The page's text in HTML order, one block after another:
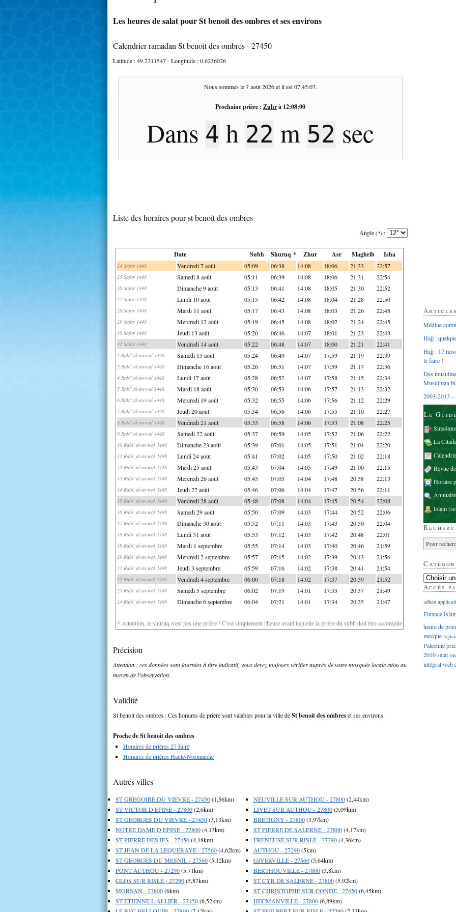
Les heures de salat pour St benoit des ombres et ses environs
Calendrier ramadan St benoit des ombres - 27450
Latitude :49.2311547- Longitude :0.6236026
Nous sommes le7 août 2026et il est07:45:08.
Prochaine prière : Zuhrà 12:08:00
Dans 4 h 22 m 51 sec
Liste des horaires pour st benoit des ombres
Angle (?) :
Date Subh Shuruq * Zhur Asr Maghrib Isha
24 Safar 1448 Vendredi 7 août 05:09 06:38 14:08 18:06 21:33 22:57
25 Safar 1448 Samedi 8 août 05:11 06:39 14:08 18:06 21:31 22:54
26 Safar 1448 Dimanche 9 août 05:13 06:41 14:08 18:05 21:30 22:52
27 Safar 1448 Lundi 10 août 05:15 06:42 14:08 18:04 21:28 22:50
28 Safar 1448 Mardi 11 août 05:17 06:43 14:08 18:03 21:26 22:48
29 Safar 1448 Mercredi 12 août 05:19 06:45 14:08 18:02 21:24 22:45
30 Safar 1448 Jeudi 13 août 05:20 06:46 14:07 18:01 21:23 22:43
31 Safar 1448 Vendredi 14 août 05:22 06:48 14:07 18:00 21:21 22:41
2 Rabi' al-awwal 1448 Samedi 15 août 05:24 06:49 14:07 17:59 21:19 22:39
3 Rabi' al-awwal 1448 Dimanche 16 août 05:26 06:51 14:07 17:59 21:17 22:36
4 Rabi' al-awwal 1448 Lundi 17 août 05:28 06:52 14:07 17:58 21:15 22:34
5 Rabi' al-awwal 1448 Mardi 18 août 05:30 06:53 14:06 17:57 21:13 22:32
6 Rabi' al-awwal 1448 Mercredi 19 août 05:32 06:55 14:06 17:56 21:12 22:29
7 Rabi' al-awwal 1448 Jeudi 20 août 05:34 06:56 14:06 17:55 21:10 22:27
8 Rabi' al-awwal 1448 Vendredi 21 août 05:35 06:58 14:06 17:53 21:08 22:25
9 Rabi' al-awwal 1448 Samedi 22 août 05:37 06:59 14:05 17:52 21:06 22:22
10 Rabi' al-awwal 1448 Dimanche 23 août 05:39 07:01 14:05 17:51 21:04 22:20
11 Rabi' al-awwal 1448 Lundi 24 août 05:41 07:02 14:05 17:50 21:02 22:18
12 Rabi' al-awwal 1448 Mardi 25 août 05:43 07:04 14:05 17:49 21:00 22:15
13 Rabi' al-awwal 1448 Mercredi 26 août 05:45 07:05 14:04 17:48 20:58 22:13
14 Rabi' al-awwal 1448 Jeudi 27 août 05:46 07:06 14:04 17:47 20:56 22:11
15 Rabi' al-awwal 1448 Vendredi 28 août 05:48 07:08 14:04 17:45 20:54 22:08
16 Rabi' al-awwal 1448 Samedi 29 août 05:50 07:09 14:03 17:44 20:52 22:06
17 Rabi' al-awwal 1448 Dimanche 30 août 05:52 07:11 14:03 17:43 20:50 22:04
18 Rabi' al-awwal 1448 Lundi 31 août 05:53 07:12 14:03 17:42 20:48 22:01
19 Rabi' al-awwal 1448 Mardi 1 septembre 05:55 07:14 14:03 17:40 20:46 21:59
20 Rabi' al-awwal 1448 Mercredi 2 septembre 05:57 07:15 14:02 17:39 20:43 21:56
21 Rabi' al-awwal 1448 Jeudi 3 septembre 05:59 07:16 14:02 17:38 20:41 21:54
22 Rabi' al-awwal 1448 Vendredi 4 septembre 06:00 07:18 14:02 17:37 20:39 21:52
23 Rabi' al-awwal 1448 Samedi 5 septembre 06:02 07:19 14:01 17:35 20:37 21:49
24 Rabi' al-awwal 1448 Dimanche 6 septembre 06:04 07:21 14:01 17:34 20:35 21:47
* Attention, le shuruq n'est pas une prière ! C'est simplement l'heure avant laquelle la prière du subh doit être accomplie
Précision
Attention : ces données sont fournies à titre indicatif, vous devez toujours vérifier auprès de votre mosquée locale et/ou au
moyen de l'observation.
Validité
St benoit des ombres : Ces horaires de prière sont valables pour la ville deSt benoit des ombreset ses environs.
Proche de St benoit des ombres
Horaires de prières 27 Eure
Horaires de prières Haute-Normandie
Autres villes
ST GREGOIRE DU VIEVRE - 27450(1,56km)
ST VICTOR D EPINE - 27800(2,6km)
ST GEORGES DU VIEVRE - 27450(3,13km)
NOTRE DAME D EPINE - 27800(4,13km)
ST PIERRE DES IFS - 27450(4,18km)
ST JEAN DE LA LEQUERAYE - 27560(4,62km)
ST GEORGES DU MESNIL - 27560(5,12km)
PONT AUTHOU - 27290(5,71km)
GLOS SUR RISLE - 27290(5,87km)
MORSAN - 27800(6km)
ST ETIENNE L ALLIER - 27450(6,52km)
NEUVILLE SUR AUTHOU - 27800(2,44km)
LIVET SUR AUTHOU - 27800(3,09km)
BRETIGNY - 27800(3,97km)
ST PIERRE DE SALERNE - 27800(4,17km)
FRENEUSE SUR RISLE - 27290(4,36km)
AUTHOU - 27290(5km)
GIVERVILLE - 27560(5,64km)
BERTHOUVILLE - 27800(5,8km)
ST CYR DE SALERNE - 27800(5,92km)
ST CHRISTOPHE SUR CONDE - 27450(6,45km)
HECMANVILLE - 27800(6,89km)
Médine
Hajj :
Hajj : 17
le faire !
Des
Musulman
2003-2013 –
Le
La
Revue
Horaire
Islam
Accès
adhan
Finance
heure de
mecque
Palestine
2010salat
intégralweb